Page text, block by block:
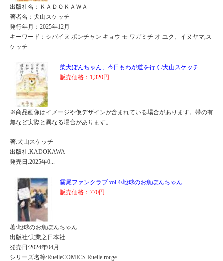
出版社名：ＫＡＤＯＫＡＷＡ
著者名：犬山スケッチ
発行年月：2025年12月
キーワード：シバイヌ ポンチャン キョウ モ ワガミチ オ ユク、イヌヤマ,ス
ケッチ
柴犬ぽんちゃん、今日もわが道を行く/犬山スケッチ
販売価格：1,320円
※商品画像はイメージや仮デザインが含まれている場合があります。帯の有
無など実際と異なる場合があります。
著:犬山スケッチ
出版社:KADOKAWA
発売日:2025年0...
霧尾ファンクラブ vol.4/地球のお魚ぽんちゃん
販売価格：770円
著:地球のお魚ぽんちゃん
出版社:実業之日本社
発売日:2024年04月
シリーズ名等:RuelleCOMICS Ruelle rouge